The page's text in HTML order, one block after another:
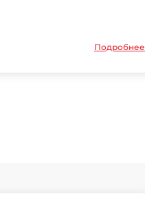
Подробнее